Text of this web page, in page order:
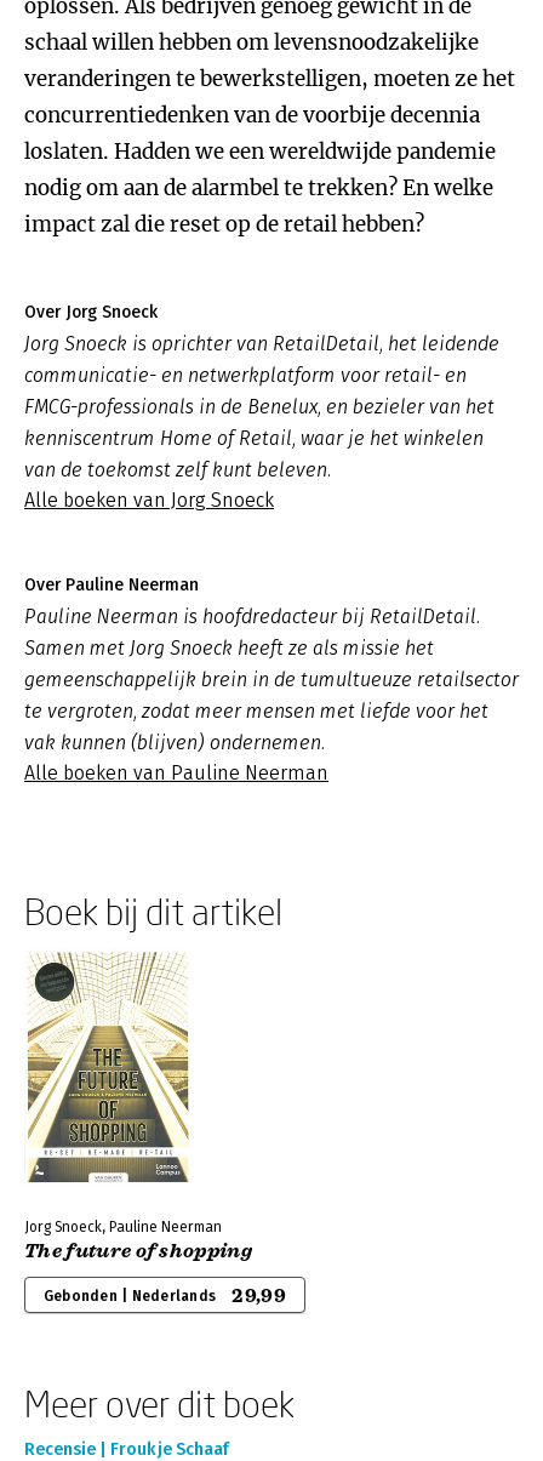
oplossen. Als bedrijven genoeg gewicht in de
schaal willen hebben om levensnoodzakelijke
veranderingen te bewerkstelligen, moeten ze het
concurrentiedenken van de voorbije decennia
loslaten. Hadden we een wereldwijde pandemie
nodig om aan de alarmbel te trekken? En welke
impact zal die reset op de retail hebben?
Over Jorg Snoeck
Jorg Snoeck is oprichter van RetailDetail, het leidende
communicatie- en netwerkplatform voor retail- en
FMCG-professionals in de Benelux, en bezieler van het
kenniscentrum Home of Retail, waar je het winkelen
van de toekomst zelf kunt beleven.
Alle boeken van Jorg Snoeck
Over Pauline Neerman
Pauline Neerman is hoofdredacteur bij RetailDetail.
Samen met Jorg Snoeck heeft ze als missie het
gemeenschappelijk brein in de tumultueuze retailsector
te vergroten, zodat meer mensen met liefde voor het
vak kunnen (blijven) ondernemen.
Alle boeken van Pauline Neerman
Boek bij dit artikel
Jorg Snoeck, Pauline Neerman
The future of shopping
Gebonden | Nederlands 29,99
Meer over dit boek
Recensie | Froukje Schaaf